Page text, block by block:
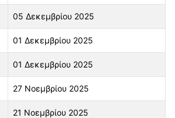
05 Δεκεμβρίου 2025
01 Δεκεμβρίου 2025
01 Δεκεμβρίου 2025
27 Νοεμβρίου 2025
21 Νοεμβρίου 2025